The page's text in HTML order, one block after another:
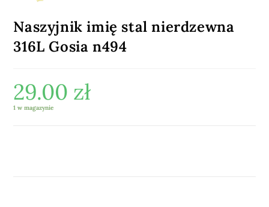
Naszyjnik imię stal nierdzewna
316L Gosia n494
29.00 zł
1 w magazynie